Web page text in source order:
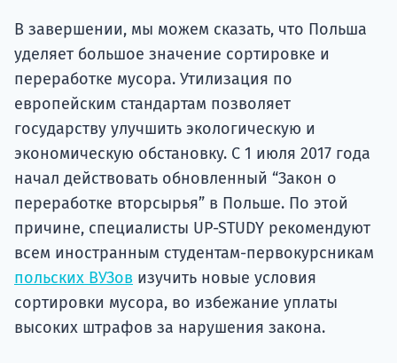
В завершении, мы можем сказать, что Польша
уделяет большое значение сортировке и
переработке мусора. Утилизация по
европейским стандартам позволяет
государству улучшить экологическую и
экономическую обстановку. С 1 июля 2017 года
начал действовать обновленный “Закон о
переработке вторсырья” в Польше. По этой
причине, специалисты UP-STUDY рекомендуют
всем иностранным студентам-первокурсникам
польских ВУЗов изучить новые условия
сортировки мусора, во избежание уплаты
высоких штрафов за нарушения закона.